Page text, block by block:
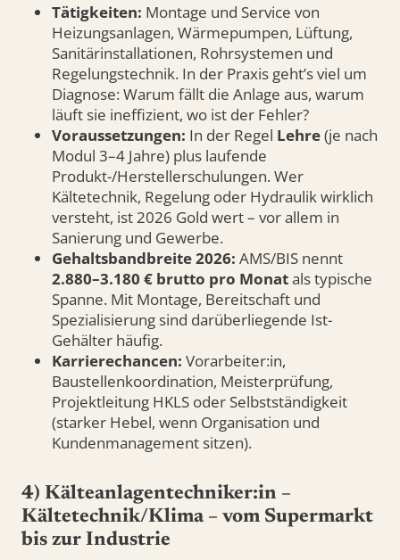
Tätigkeiten: Montage und Service von
Heizungsanlagen, Wärmepumpen, Lüftung,
Sanitärinstallationen, Rohrsystemen und
Regelungstechnik. In der Praxis geht’s viel um
Diagnose: Warum fällt die Anlage aus, warum
läuft sie ineffizient, wo ist der Fehler?
Voraussetzungen: In der Regel Lehre(je nach
Modul 3–4 Jahre) plus laufende
Produkt-/Herstellerschulungen. Wer
Kältetechnik, Regelung oder Hydraulik wirklich
versteht, ist 2026 Gold wert – vor allem in
Sanierung und Gewerbe.
Gehaltsbandbreite 2026: AMS/BIS nennt
2.880–3.180 € brutto pro Monatals typische
Spanne. Mit Montage, Bereitschaft und
Spezialisierung sind darüberliegende Ist-
Gehälter häufig.
Karrierechancen: Vorarbeiter:in,
Baustellenkoordination, Meisterprüfung,
Projektleitung HKLS oder Selbstständigkeit
(starker Hebel, wenn Organisation und
Kundenmanagement sitzen).
4) Kälteanlagentechniker:in –
Kältetechnik/Klima – vom Supermarkt
bis zur Industrie